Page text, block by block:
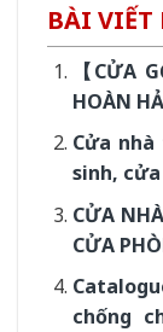
BÀI VIẾT
【CỬA
HOÀN
Cửa
sinh,
CỬA
CỬA
chống